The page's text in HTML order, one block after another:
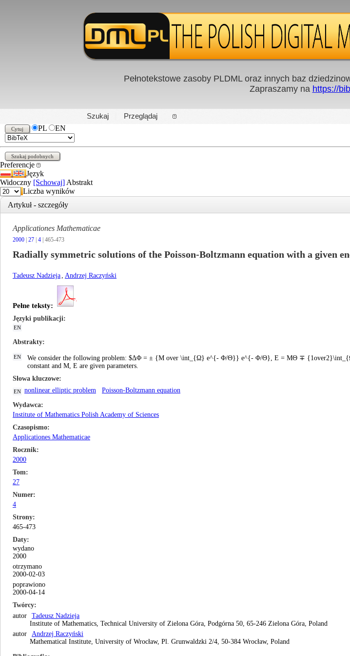
PL|EN
Pełnotekstowe zasoby PLDML oraz innych baz
Zapraszamy na https://
Szukaj Przeglądaj
PL
EN
Preferencje
Język
Widoczny [Schowaj] Abstrakt
Liczba wyników
Artykuł - szczegóły
Applicationes Mathematicae
2000 27 4 | 465-473
Radially symmetric solutions of the Poisson-Boltzmann equation with a given
Tadeusz Nadzieja , Andrzej Raczyński
Pełne teksty:
Języki publikacji
EN
Abstrakty
EN
We consider the following problem: $ΔΦ = ± {M οver \int_{Ω} e^{- Φ/Θ}} e^{- Φ/Θ}, E = MΘ ∓
constant and M, E are given parameters.
Słowa kluczowe
EN nonlinear elliptic problem
Poisson-Boltzmann equation
Wydawca
Institute of Mathematics Polish Academy of Sciences
Czasopismo
Applicationes Mathematicae
Rocznik
2000
Tom
27
Numer
4
Strony
465-473
Daty
wydano
2000
otrzymano
2000-02-03
poprawiono
2000-04-14
Twórcy
autor
Tadeusz Nadzieja
Institute of Mathematics, Technical University of Zielona Góra, Podgórna 50, 65-246 Zielona Góra, Poland
autor
Andrzej Raczyński
Mathematical Institute, University of Wrocław, Pl. Grunwaldzki 2/4, 50-384 Wrocław, Poland